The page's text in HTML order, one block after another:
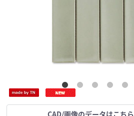
CAD/画像のデータはこちら